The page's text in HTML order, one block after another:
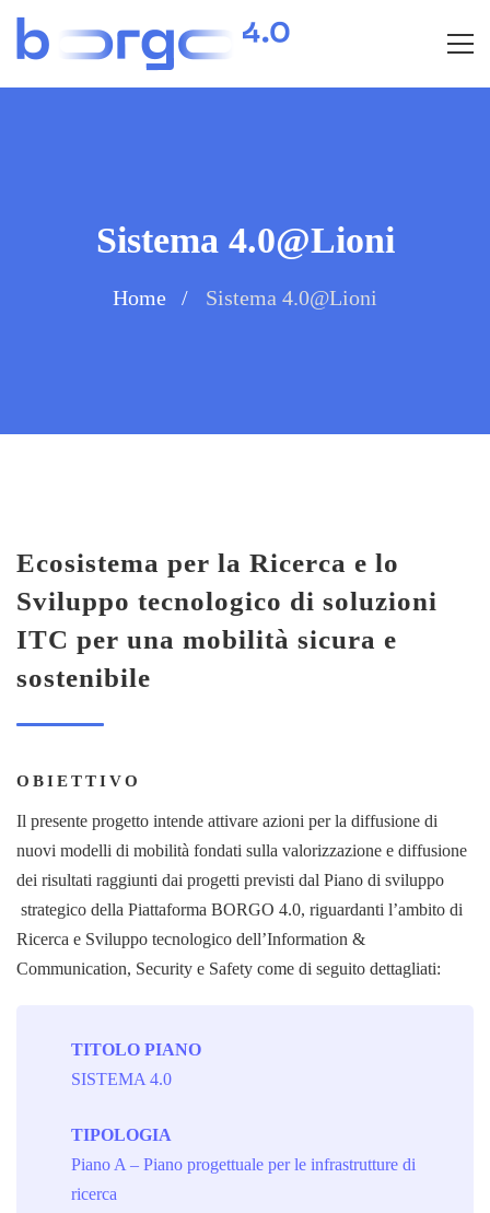
Sistema 4.0@Lioni
Home Sistema 4.0@Lioni
Sistema
4.0@Lioni
Ecosistema per la Ricerca e lo
Sviluppo tecnologico di soluzioni
ITC per una mobilità sicura e
sostenibile
OBIETTIVO
Il presente progetto intende attivare azioni per la diffusione di
nuovi modelli di mobilità fondati sulla valorizzazione e diffusione
dei risultati raggiunti dai progetti previsti dal Piano di sviluppo
strategico della Piattaforma BORGO 4.0, riguardanti l’ambito di
Ricerca e Sviluppo tecnologico dell’Information &
Communication, Security e Safety come di seguito dettagliati:
TITOLO PIANO
SISTEMA 4.0
TIPOLOGIA
Piano A – Piano progettuale per le infrastrutture di
ricerca